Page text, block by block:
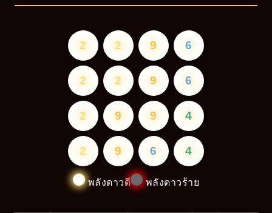
2 2 9 6
2 2 9 6
2 9 9 4
2 9 6 4
พลังดาวดี พลังดาวร้าย